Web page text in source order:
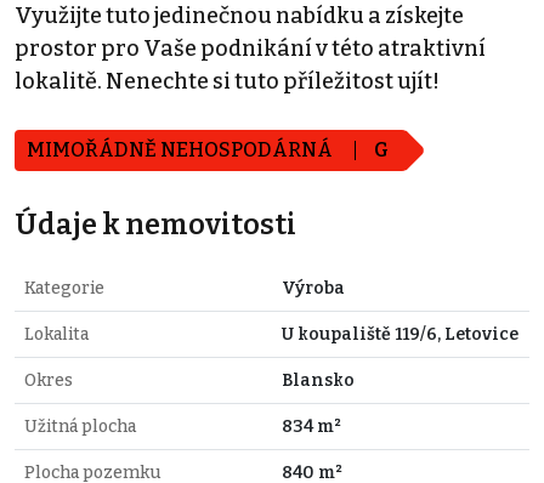
Využijte tuto jedinečnou nabídku a získejte
prostor pro Vaše podnikání v této atraktivní
lokalitě. Nenechte si tuto příležitost ujít!
MIMOŘÁDNĚ NEHOSPODÁRNÁ G
Údaje k nemovitosti
Kategorie Výroba
Lokalita U koupaliště 119/6, Letovice
Okres Blansko
Užitná plocha 834 m²
Plocha pozemku 840 m²